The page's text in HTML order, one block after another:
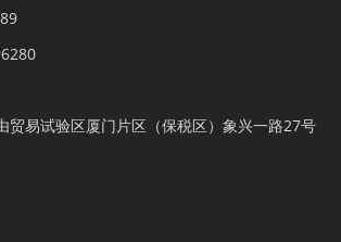
贸易试验区厦门片区（保税区）象兴一路27号